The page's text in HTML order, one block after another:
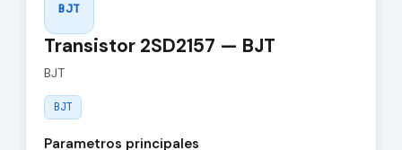
BJT
Transistor 2SD2157 — BJT
BJT
BJT
Parametros principales